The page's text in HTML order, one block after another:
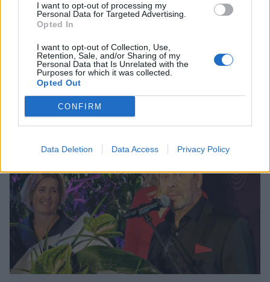
I want to opt-out of processing my
Personal Data for Targeted Advertising.
Opted In
I want to opt-out of Collection, Use,
Retention, Sale, and/or Sharing of my
Personal Data that Is Unrelated with the
Purposes for which it was collected.
Opted Out
CONFIRM
Data Deletion Data Access Privacy Policy
Viihdeuutiset
2.1.2024, 13:00
Popeda paljasti uuden laulajansa